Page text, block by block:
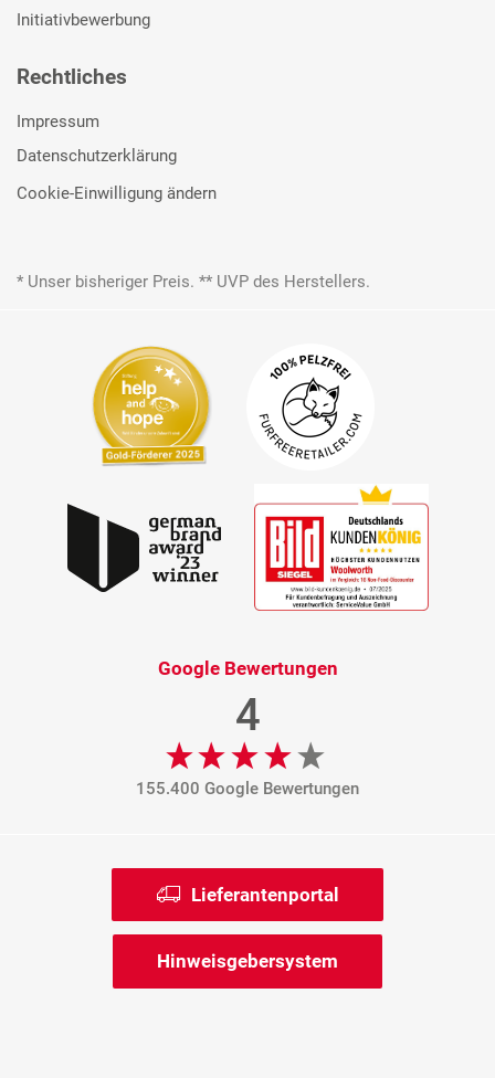
Initiativbewerbung
Rechtliches
Impressum
Datenschutzerklärung
Cookie-Einwilligung ändern
* Unser bisheriger Preis. ** UVP des Herstellers.
Google Bewertungen
4
155.400 Google Bewertungen
Lieferantenportal
Hinweisgebersystem